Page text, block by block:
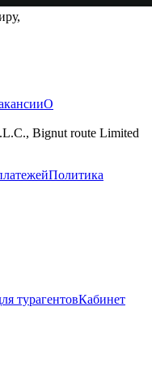
О
Bignut route Limited
Политика
турагентовКабинет